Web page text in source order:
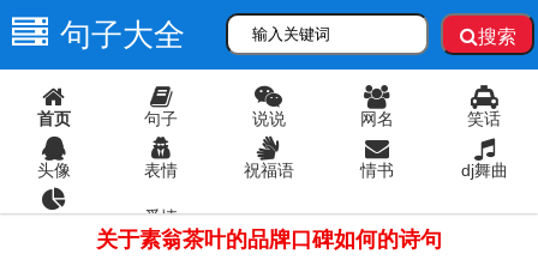
句子大全 搜索
首页 句子 说说 网名 笑话
头像 表情 祝福语 情书 dj舞曲
爱情
关于素翁茶叶的品牌口碑如何的诗句